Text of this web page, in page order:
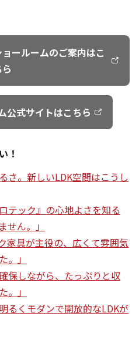
ールームのご案内はこ
公式サイトはこちら
！
さ。新しいLDK空間はこうし
テック』の心地よさを知る
せん。」
家具が主役の、広くて雰囲気
。」
保しながら、たっぷりと収
。」
るくモダンで開放的なLDKが